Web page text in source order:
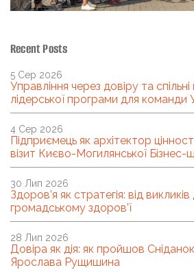
Recent Posts
Управління через довіру та спільні
лідерської програми для команди
5 Сер 2026
Підприємець як архітектор
візит Києво-Могилянської
4 Сер 2026
Здоров’я як стратегія: від
громадському здоров’ї
30 Лип 2026
Довіра як дія: як пройшов Сніданок
Ярослава Рущишина
28 Лип 2026